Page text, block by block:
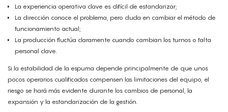
La experiencia operativa clave es difícil de estandarizar;
La dirección conoce el problema, pero duda en cambiar el método de
funcionamiento actual;
La producción fluctúa claramente cuando cambian los turnos o falta
personal clave.
Si la estabilidad de la espuma depende principalmente de que unos
pocos operarios cualificados compensen las limitaciones del equipo, el
riesgo se hará más evidente durante los cambios de personal, la
expansión y la estandarización de la gestión.